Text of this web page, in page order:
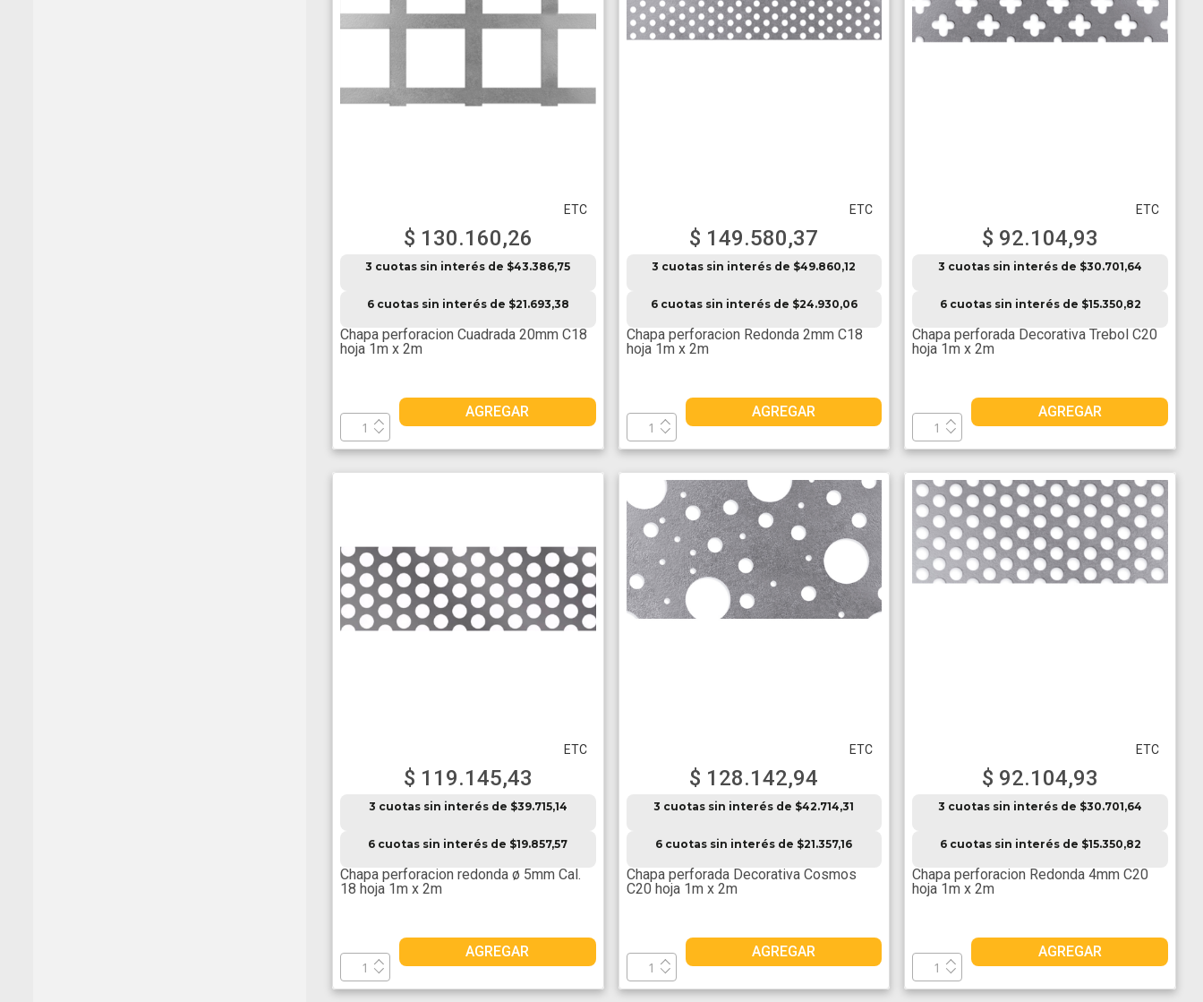
ETC
$ 130.160,26
3 cuotas sin interés de $43.386,75
6 cuotas sin interés de $21.693,38
Chapa perforacion Cuadrada 20mm C18
hoja 1m x 2m
AGREGAR
ETC
$ 149.580,37
3 cuotas sin interés de $49.860,12
6 cuotas sin interés de $24.930,06
Chapa perforacion Redonda 2mm C18
hoja 1m x 2m
AGREGAR
ETC
$ 92.104,93
3 cuotas sin interés de $30.701,64
6 cuotas sin interés de $15.350,82
Chapa perforada Decorativa Trebol C20
hoja 1m x 2m
AGREGAR
ETC
$ 119.145,43
3 cuotas sin interés de $39.715,14
6 cuotas sin interés de $19.857,57
Chapa perforacion redonda ø 5mm Cal.
18 hoja 1m x 2m
AGREGAR
ETC
$ 128.142,94
3 cuotas sin interés de $42.714,31
6 cuotas sin interés de $21.357,16
Chapa perforada Decorativa Cosmos
C20 hoja 1m x 2m
AGREGAR
ETC
$ 92.104,93
3 cuotas sin interés de $30.701,64
6 cuotas sin interés de $15.350,82
Chapa perforacion Redonda 4mm C20
hoja 1m x 2m
AGREGAR